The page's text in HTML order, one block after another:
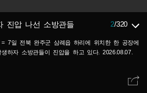
진압 나선 소방관들 2/320
= 7일 전북 완주군 삼례읍 하리에 위치한 한 공장에
하자 소방관들이 진압을 하고 있다. 2026.08.07.